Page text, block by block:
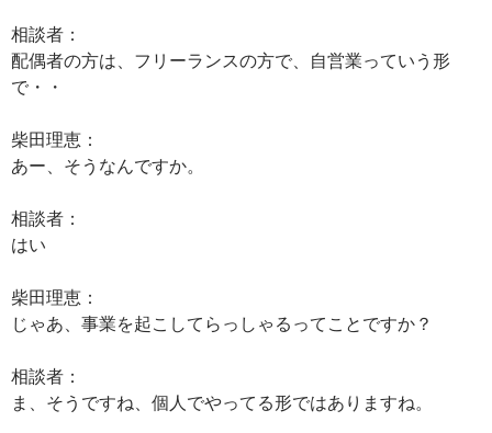
相談者：
配偶者の方は、フリーランスの方で、自営業っていう形
で・・
柴田理恵：
あー、そうなんですか。
相談者：
はい
柴田理恵：
じゃあ、事業を起こしてらっしゃるってことですか？
相談者：
ま、そうですね、個人でやってる形ではありますね。